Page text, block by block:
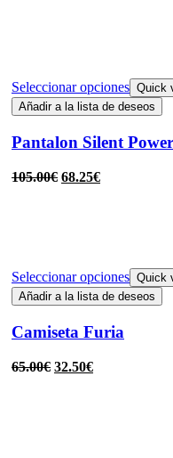
Seleccionar opciones Quick
Añadir a la lista de deseos
Pantalon Silent Power
105.00€ 68.25€
Seleccionar opciones Quick
Añadir a la lista de deseos
Camiseta Furia
65.00€ 32.50€